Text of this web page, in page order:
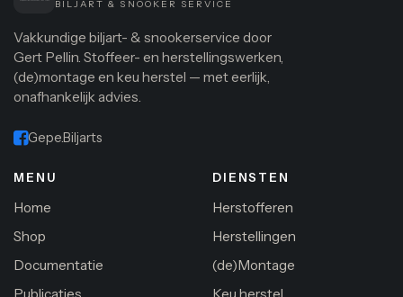
BILJART & SNOOKER SERVICE
Vakkundige biljart- & snookerservice door
Gert Pellin. Stoffeer- en herstellingswerken,
(de)montage en keu herstel — met eerlijk,
onafhankelijk advies.
Gepe.Biljarts
MENU
Home
Shop
Documentatie
DIENSTEN
Herstofferen
Herstellingen
(de)Montage